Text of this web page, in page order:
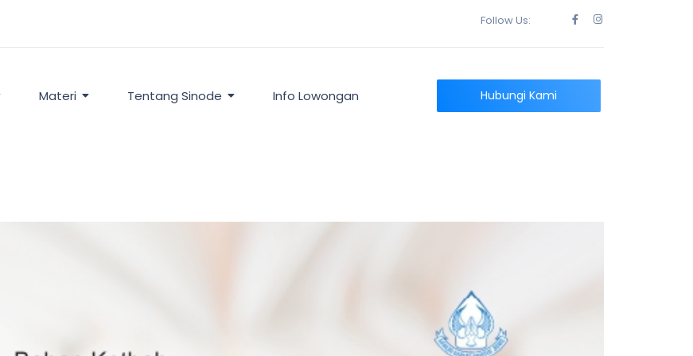
Follow Us:
Materi Tentang Sinode Info Lowongan Hubungi Kami